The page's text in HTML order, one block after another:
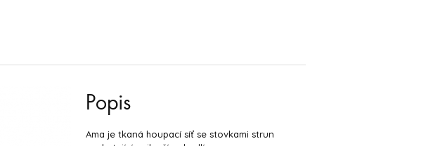
Popis
Ama je tkaná houpací síť se stovkami strun